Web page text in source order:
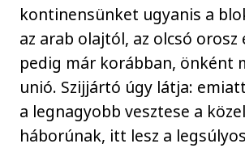
kontinensünket ugyanis a
az arab olajtól, az olcsó orosz
pedig már korábban, önként
unió. Szijjártó úgy látja:
a legnagyobb vesztese a
háborúnak, itt lesz a